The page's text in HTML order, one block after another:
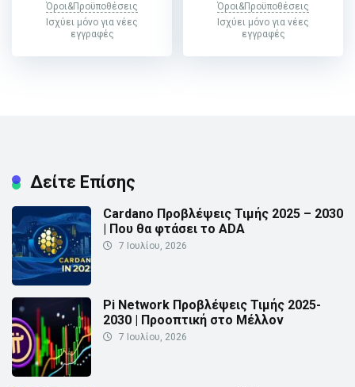
Όροι&Προϋποθέσεις
Ισχύει μόνο για νέες
εγγραφές
Όροι&Προϋποθέσεις
Ισχύει μόνο για νέες
εγγραφές
Δείτε Επίσης
Cardano Προβλέψεις Τιμής 2025 – 2030
| Που θα φτάσει το ADA
7 Ιουλίου, 2026
Pi Network Προβλέψεις Τιμής 2025-
2030 | Προοπτική στο Μέλλον
7 Ιουλίου, 2026